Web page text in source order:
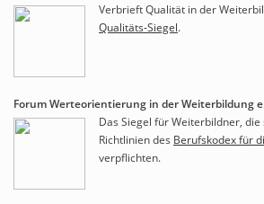
Verbrieft Qualität in der
Qualitäts-Siegel.
Forum Werteorientierung in der Weiterbildung
Das Siegel für Weiterbildner,
Richtlinien des Berufskodex für
verpflichten.